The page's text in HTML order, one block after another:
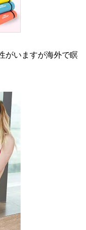
がいますが海外で瞑